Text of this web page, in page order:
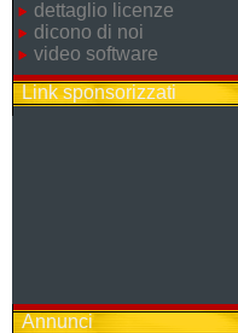
dettaglio licenze
dicono di noi
video software
Link sponsorizzati
Annunci